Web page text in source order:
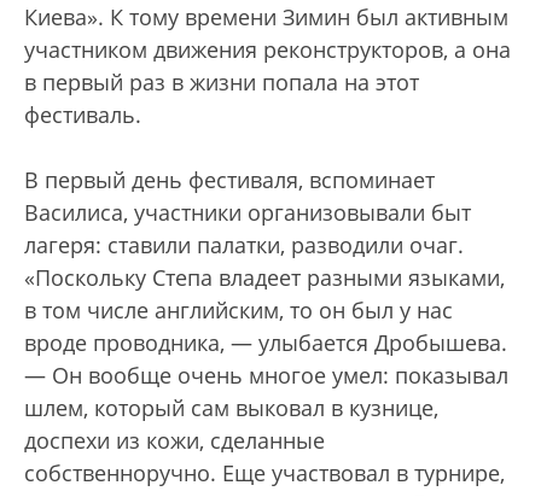
Киева». К тому времени Зимин был активным
участником движения реконструкторов, а она
в первый раз в жизни попала на этот
фестиваль.
В первый день фестиваля, вспоминает
Василиса, участники организовывали быт
лагеря: ставили палатки, разводили очаг.
«Поскольку Степа владеет разными языками,
в том числе английским, то он был у нас
вроде проводника, — улыбается Дробышева.
— Он вообще очень многое умел: показывал
шлем, который сам выковал в кузнице,
доспехи из кожи, сделанные
собственноручно. Еще участвовал в турнире,